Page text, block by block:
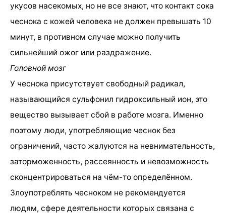
укусов насекомых, но не все знают, что контакт сока
чеснока с кожей человека не должен превышать 10
минут, в противном случае можно получить
сильнейший ожог или раздражение.
Головной мозг
У чеснока присутствует свободный радикал,
называющийся сульфонил гидроксильный ион, это
вещество вызывает сбой в работе мозга. Именно
поэтому люди, употребляющие чеснок без
ограничений, часто жалуются на невнимательность,
заторможенность, рассеянность и невозможность
сконцентрироваться на чём-то определённом.
Злоупотреблять чесноком не рекомендуется
людям, сфере деятельности которых связана с